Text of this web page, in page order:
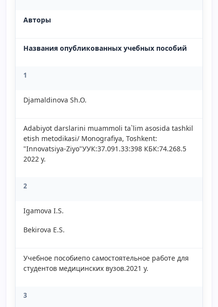
Авторы
Названия опубликованных учебных пособий
1
Djamaldinova Sh.O.
Adabiyot darslarini muammoli ta`lim asosida tashkil
etish metodikasi/ Monografiya, Toshkent:
"Innovatsiya-Ziyo"УУК:37.091.33:398 КБК:74.268.5
2022 y.
2
Igamova I.S.
Bekirova E.S.
Учебное пособиепо самостоятельное работе для
студентов медицинских вузов.2021 y.
3